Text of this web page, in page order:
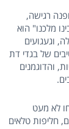
רגישה,
מלכנו" הוא
וגעגועים
של בגדי דת
והדוגמנים
לא מעט
חליפות טלאים